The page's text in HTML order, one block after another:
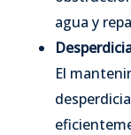
agua y
El